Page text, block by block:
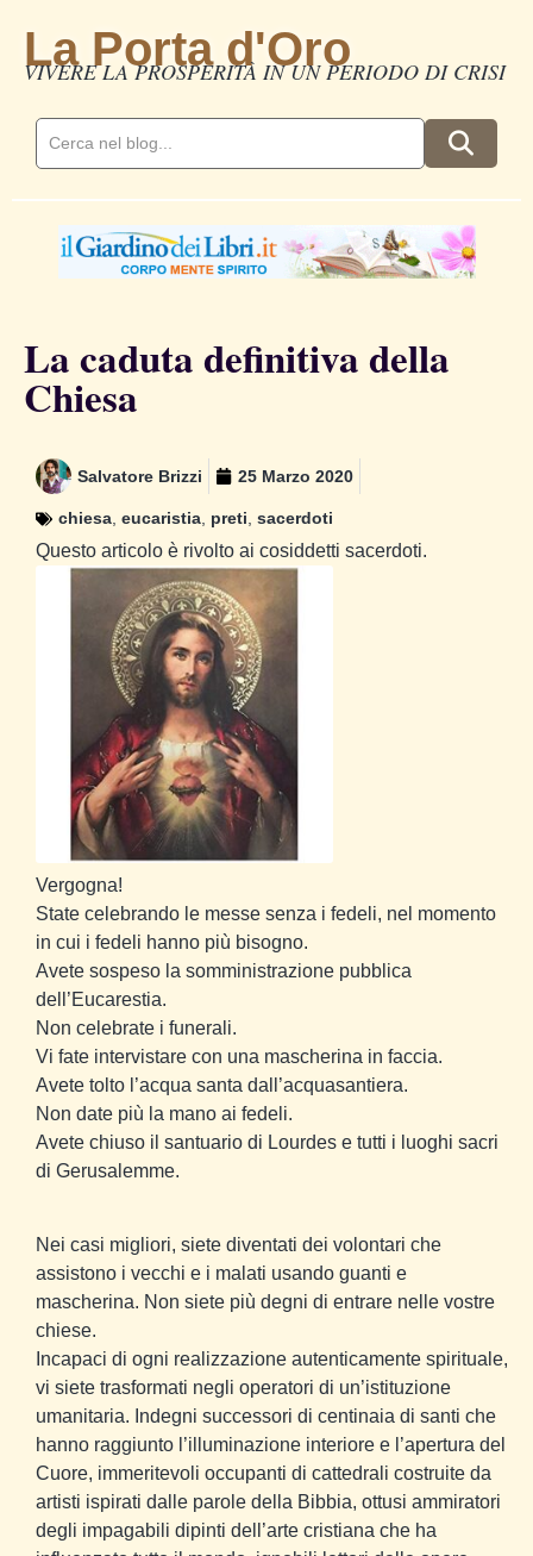
La Porta d'Oro
VIVERE LA PROSPERITÀ IN UN PERIODO DI CRISI
La caduta definitiva della
Chiesa
Salvatore Brizzi 25 Marzo 2020
chiesa eucaristia preti sacerdoti
Questo articolo è rivolto ai cosiddetti sacerdoti.
Vergogna!
State celebrando le messe senza i fedeli, nel momento
in cui i fedeli hanno più bisogno.
Avete sospeso la somministrazione pubblica
dell’Eucarestia.
Non celebrate i funerali.
Vi fate intervistare con una mascherina in faccia.
Avete tolto l’acqua santa dall’acquasantiera.
Non date più la mano ai fedeli.
Avete chiuso il santuario di Lourdes e tutti i luoghi sacri
di Gerusalemme.
Nei casi migliori, siete diventati dei volontari che
assistono i vecchi e i malati usando guanti e
mascherina. Non siete più degni di entrare nelle vostre
chiese.
Incapaci di ogni realizzazione autenticamente spirituale,
vi siete trasformati negli operatori di un’istituzione
umanitaria. Indegni successori di centinaia di santi che
hanno raggiunto l’illuminazione interiore e l’apertura del
Cuore, immeritevoli occupanti di cattedrali costruite da
artisti ispirati dalle parole della Bibbia, ottusi ammiratori
degli impagabili dipinti dell’arte cristiana che ha